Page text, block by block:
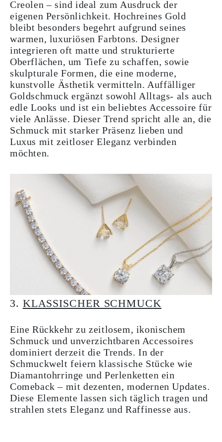
Creolen – sind ideal zum Ausdruck der
eigenen Persönlichkeit. Hochreines Gold
bleibt besonders begehrt aufgrund seines
warmen, luxuriösen Farbtons. Designer
integrieren oft matte und strukturierte
Oberflächen, um Tiefe zu schaffen, sowie
skulpturale Formen, die eine moderne,
kunstvolle Ästhetik vermitteln. Auffälliger
Goldschmuck ergänzt sowohl Alltags- als auch
edle Looks und ist ein beliebtes Accessoire für
viele Anlässe. Dieser Trend spricht alle an, die
Schmuck mit starker Präsenz lieben und
Luxus mit zeitloser Eleganz verbinden
möchten.
3. KLASSISCHER SCHMUCK
Eine Rückkehr zu zeitlosem, ikonischem
Schmuck und unverzichtbaren Accessoires
dominiert derzeit die Trends. In der
Schmuckwelt feiern klassische Stücke wie
Diamantohrringe und Perlenketten ein
Comeback – mit dezenten, modernen Updates.
Diese Elemente lassen sich täglich tragen und
strahlen stets Eleganz und Raffinesse aus.